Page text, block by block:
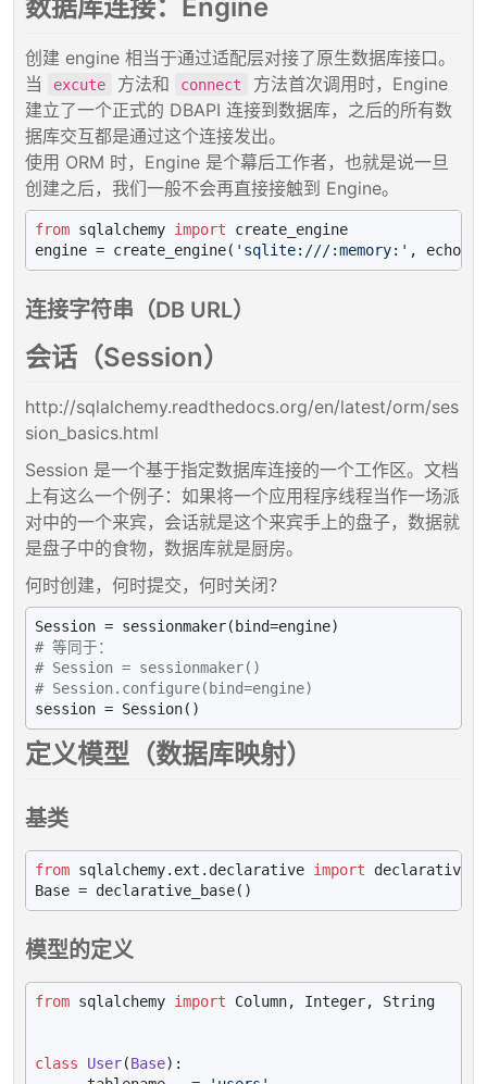
数据库连接：Engine
创建 engine 相当于通过适配层对接了原生数据库接口。
当
excute 方法和 connect
方法首次调用时，Engine
建立了一个正式的 DBAPI 连接到数据库，之后的所有数
据库交互都是通过这个连接发出。
使用 ORM 时，Engine 是个幕后工作者，也就是说一旦
创建之后，我们一般不会再直接接触到 Engine。
from sqlalchemy import create_engine
engine = create_engine( 'sqlite:///:memory:' , echo=
连接字符串（DB URL）
会话（Session）
http://sqlalchemy.readthedocs.org/en/latest/orm/ses
sion_basics.html
Session 是一个基于指定数据库连接的一个工作区。文档
上有这么一个例子：如果将一个应用程序线程当作一场派
对中的一个来宾，会话就是这个来宾手上的盘子，数据就
是盘子中的食物，数据库就是厨房。
何时创建，何时提交，何时关闭？
# 等同于：
# Session = sessionmaker()
# Session.configure(bind=engine)
定义模型（数据库映射）
基类
from sqlalchemy.ext.declarative import
模型的定义
from sqlalchemy import Column, Integer, String
class User(Base):